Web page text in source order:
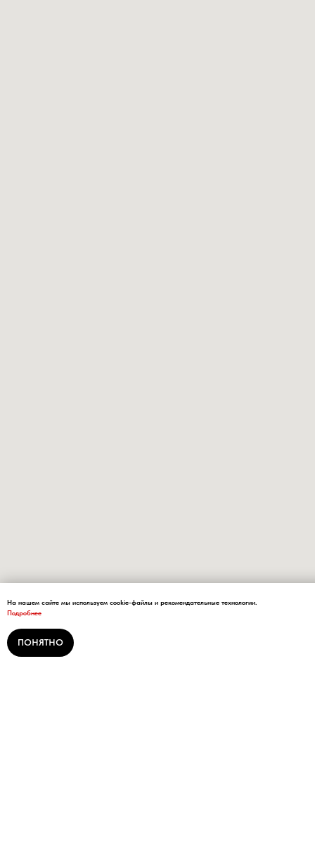
На нашем сайте мы используем cookie-файлы и рекомендательные технологии.
Подробнее
ПОНЯТНО